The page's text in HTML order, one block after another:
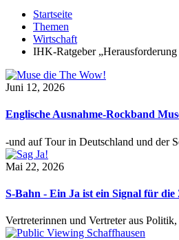
Startseite
Themen
Wirtschaft
IHK-Ratgeber
Juni 12, 2026
Englische Ausnahme-Rockband
-und auf Tour in Deutschland und der
Mai 22, 2026
S-Bahn - Ein Ja ist ein Signal für
Vertreterinnen und Vertreter aus